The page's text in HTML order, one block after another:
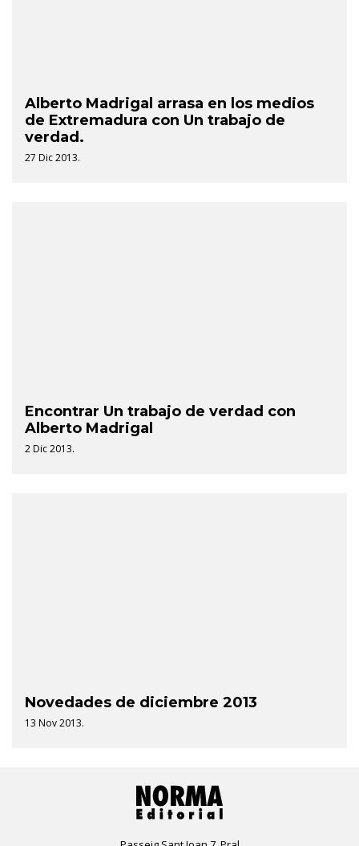
Alberto Madrigal arrasa en los medios
de Extremadura con Un trabajo de
verdad.
27 Dic 2013.
Encontrar Un trabajo de verdad con
Alberto Madrigal
2 Dic 2013.
Novedades de diciembre 2013
13 Nov 2013.